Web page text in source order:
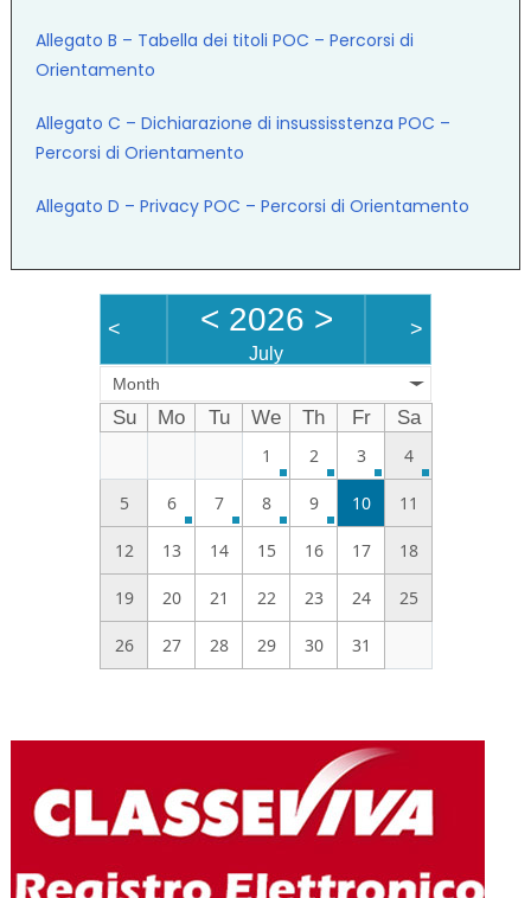
Allegato B – Tabella dei titoli POC – Percorsi di
Orientamento
Allegato C – Dichiarazione di insussisstenza POC –
Percorsi di Orientamento
Allegato D – Privacy POC – Percorsi di Orientamento
< < 2026 >
July
>
Month
Su Mo Tu We Th Fr
Sa
1
2 3 4
5 6 7 8 9 10 11
12 13 14 15 16 17 18
19 20 21 22 23 24 25
26 27 28 29 30 31